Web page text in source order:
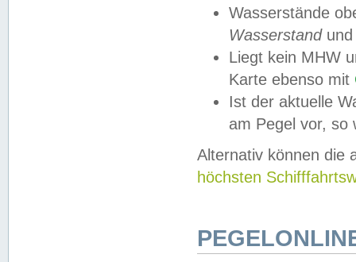
Wasserstände
Wasserstandund
Liegt kein MHW
Karte ebenso mit
Ist der aktuelle
am Pegel vor,
Alternativ können die
höchsten